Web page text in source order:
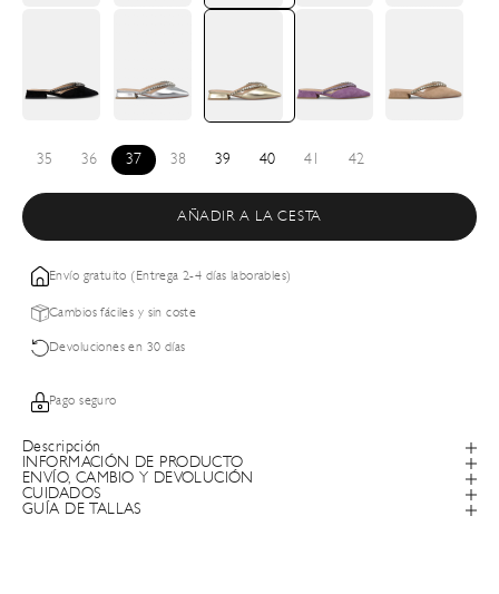
35 36 37 38 39 40 41 42
AÑADIR A LA CESTA
Envío gratuito (Entrega 2-4 días laborables)
Cambios fáciles y sin coste
Devoluciones en 30 días
Pago seguro
Descripción
INFORMACIÓN DE PRODUCTO
ENVÍO, CAMBIO Y DEVOLUCIÓN
CUIDADOS
GUÍA DE TALLAS